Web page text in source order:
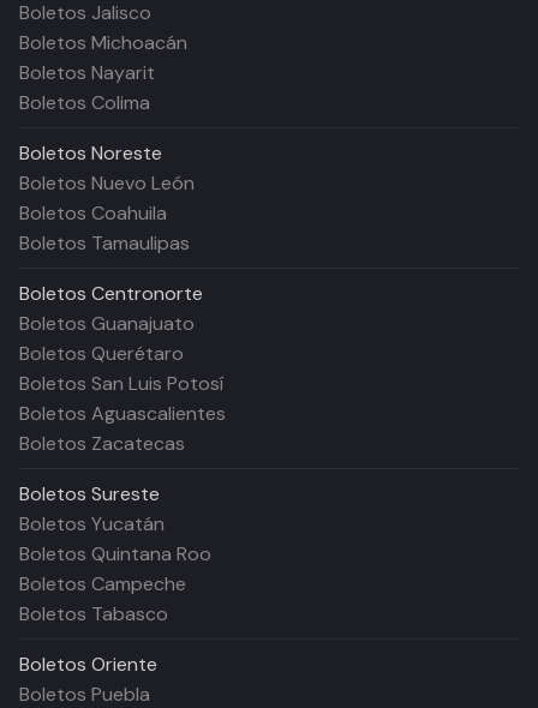
Boletos Jalisco
Boletos Michoacán
Boletos Nayarit
Boletos Colima
Boletos Noreste
Boletos Nuevo León
Boletos Coahuila
Boletos Tamaulipas
Boletos Centronorte
Boletos Guanajuato
Boletos Querétaro
Boletos San Luis Potosí
Boletos Aguascalientes
Boletos Zacatecas
Boletos Sureste
Boletos Yucatán
Boletos Quintana Roo
Boletos Campeche
Boletos Tabasco
Boletos Oriente
Boletos Puebla